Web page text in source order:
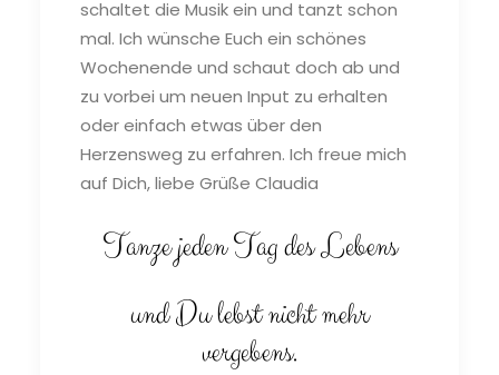
schaltet die Musik ein und tanzt schon
mal. Ich wünsche Euch ein schönes
Wochenende und schaut doch ab und
zu vorbei um neuen Input zu erhalten
oder einfach etwas über den
Herzensweg zu erfahren. Ich freue mich
auf Dich, liebe Grüße Claudia
Tanze jeden Tag des Lebens
und Du lebst nicht mehr
vergebens.